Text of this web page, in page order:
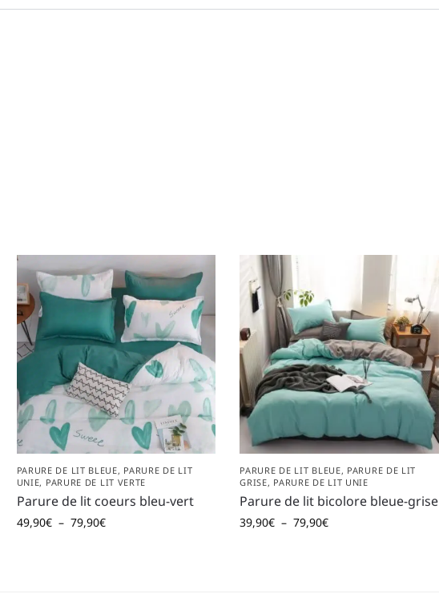
PARURE DE LIT BLEUE, PARURE DE LIT
UNIE, PARURE DE LIT VERTE
Parure de lit coeurs bleu-vert
49,90€ – 79,90€
PARURE DE LIT BLEUE, PARURE DE LIT
GRISE, PARURE DE LIT UNIE
Parure de lit bicolore bleue-grise
39,90€ – 79,90€